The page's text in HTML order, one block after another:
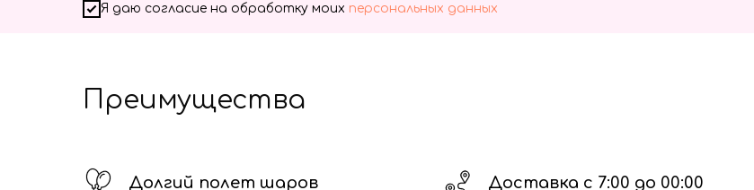
Я даю согласие на обработку моих персональных данных
Преимущества
Долгий полет шаров Доставка с 7:00 до 00:00